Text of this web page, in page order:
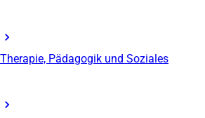
Therapie, Pädagogik und Soziales